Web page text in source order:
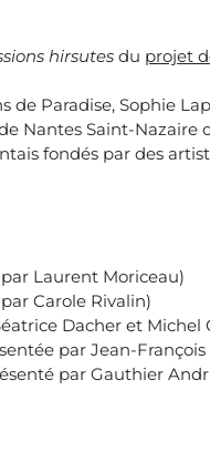
hirsutes du projet
de Paradise, Sophie
Nantes Saint-
fondés par des
Laurent Moriceau)
Carole Rivalin)
Dacher et Michel
par Jean-
par Gauthier